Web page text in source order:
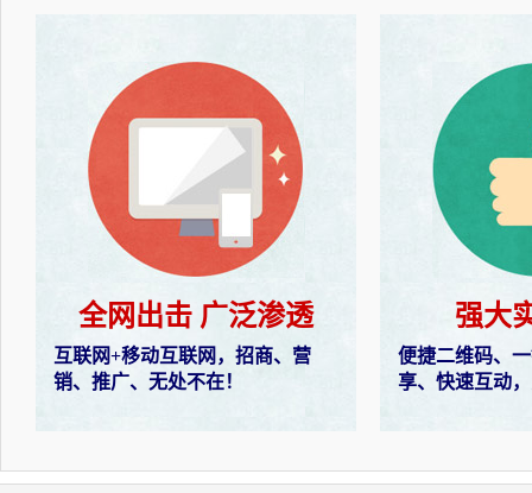
全网出击 广泛渗透
互联网+移动互联网，招商、营
销、推广、无处不在！
强大
便捷二维码、
享、快速互动